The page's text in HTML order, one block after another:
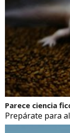
Parece ciencia
Prepárate para